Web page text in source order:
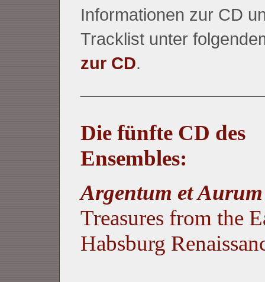
Informationen zur CD
Tracklist unter
zur CD.
Die fünfte CD des
Ensembles:
Argentum et
Treasures from the
Habsburg